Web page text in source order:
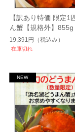
【訳あり特価 限定1
ん蟹【規格外】
欠損
19,391円 （税込み）
在庫切れ